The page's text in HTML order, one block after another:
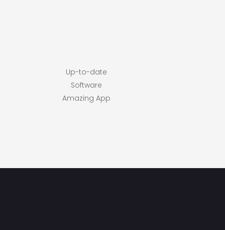
Up-to-date
Software
Amazing App